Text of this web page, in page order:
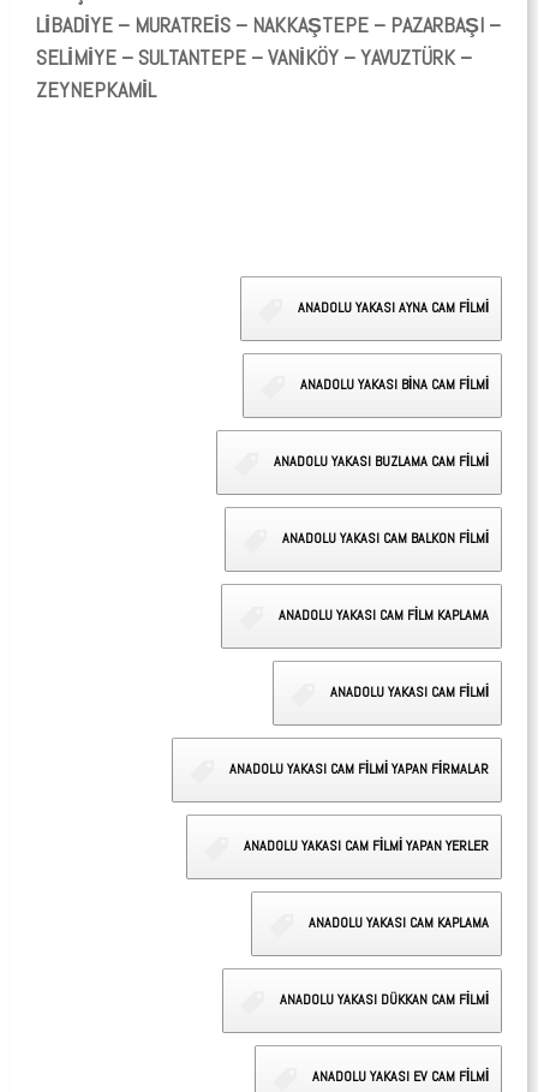
LİBADİYE – MURATREİS – NAKKAŞTEPE – PAZARBAŞI –
SELİMİYE – SULTANTEPE – VANİKÖY – YAVUZTÜRK –
ZEYNEPKAMİL
ANADOLU YAKASI AYNA CAM FİLMİ
ANADOLU YAKASI BİNA CAM FİLMİ
ANADOLU YAKASI BUZLAMA CAM FİLMİ
ANADOLU YAKASI CAM BALKON FİLMİ
ANADOLU YAKASI CAM FİLM KAPLAMA
ANADOLU YAKASI CAM FİLMİ
ANADOLU YAKASI CAM FİLMİ YAPAN FİRMALAR
ANADOLU YAKASI CAM FİLMİ YAPAN YERLER
ANADOLU YAKASI CAM KAPLAMA
ANADOLU YAKASI DÜKKAN CAM FİLMİ
ANADOLU YAKASI EV CAM FİLMİ